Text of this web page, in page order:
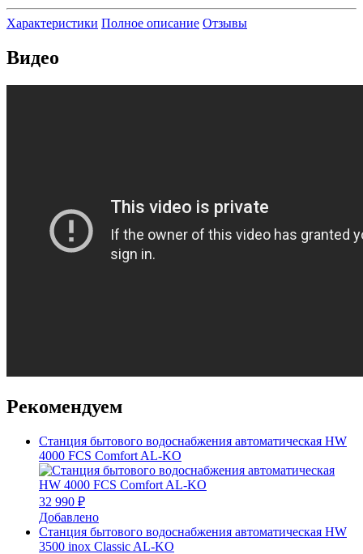
Характеристики Полное описание Отзывы
Видео
Рекомендуем
Станция бытового водоснабжения автоматическая HW
4000 FCS Comfort AL-KO
32 990 ₽
Добавлено
Станция бытового водоснабжения автоматическая HW
3500 inox Classic AL-KO